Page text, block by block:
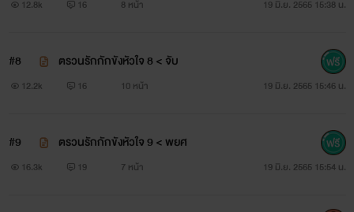
12.8k 16 8 หน้า 19 มิ.ย. 2565 15:38 น.
#8 ตรวนรักกักขังหัวใจ 8 < จับ
12.2k 16 10 หน้า 19 มิ.ย. 2565 15:46 น.
#9 ตรวนรักกักขังหัวใจ 9 < พยศ
16.3k 19 7 หน้า 19 มิ.ย. 2565 15:54 น.